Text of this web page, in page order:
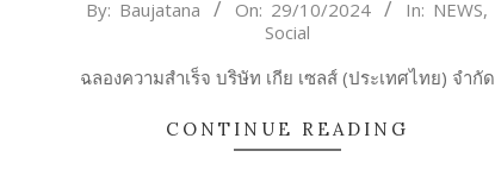
2024-
By: Baujatana On: 29/10/2024 In: NEWS,
Social
ฉลองความสำเร็จ บริษัท เกีย เซลส์ (ประเทศไทย) จำกัด
CONTINUE READING